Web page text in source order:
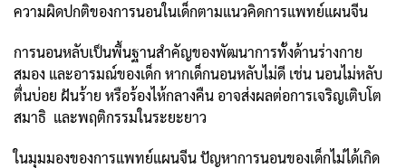
ความผิดปกติของการนอนในเด็กตามแนวคิดการแพทย์แผนจีน
การนอนหลับเป็นพื้นฐานสำคัญของพัฒนาการทั้งด้านร่างกาย
สมอง และอารมณ์ของเด็ก หากเด็กนอนหลับไม่ดี เช่น นอนไม่หลับ
ตื่นบ่อย ฝันร้าย หรือร้องไห้กลางคืน อาจส่งผลต่อการเจริญเติบโต
สมาธิ และพฤติกรรมในระยะยาว
ในมุมมองของการแพทย์แผนจีน ปัญหาการนอนของเด็กไม่ได้เกิด